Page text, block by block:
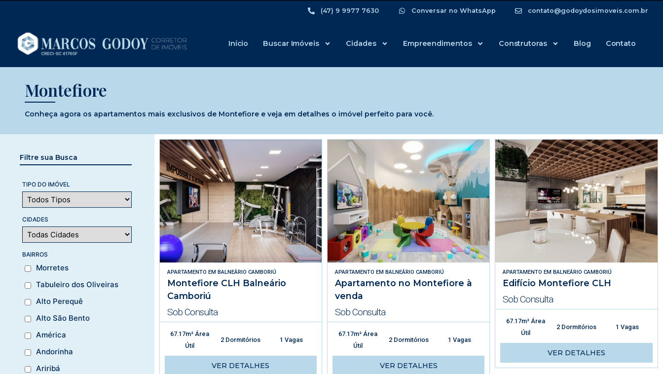
(47) 9 9977 7630 Conversar no WhatsApp contato@godoydosimoveis.com.br
Início Buscar Imóveis Cidades Empreendimentos Construtoras Blog Contato
Montefiore
Conheça agora os apartamentos mais exclusivos de Montefiore e veja em detalhes o imóvel perfeito para você.
Filtre sua Busca
TIPO DO IMÓVEL
CIDADES
BAIRROS
Morretes
Tabuleiro dos Oliveiras
Alto Perequê
Alto São Bento
América
Andorinha
Ariribá
APARTAMENTO EM BALNEÁRIO CAMBORIÚ
Montefiore CLH Balneário
Camboriú
Sob Consulta
67.17m² Área
Útil
2 Dormitórios 1 Vagas
VER DETALHES
APARTAMENTO EMBALNEÁRIO CAMBORIÚ
Apartamento no Montefiore à
venda
Sob Consulta
67.17m² Área
Útil
2 Dormitórios 1 Vagas
VER DETALHES
APARTAMENTO EMBALNEÁRIO CAMBORIÚ
Edifício Montefiore CLH
Sob Consulta
67.17m² Área
Útil
2 Dormitórios 1 Vagas
VER DETALHES